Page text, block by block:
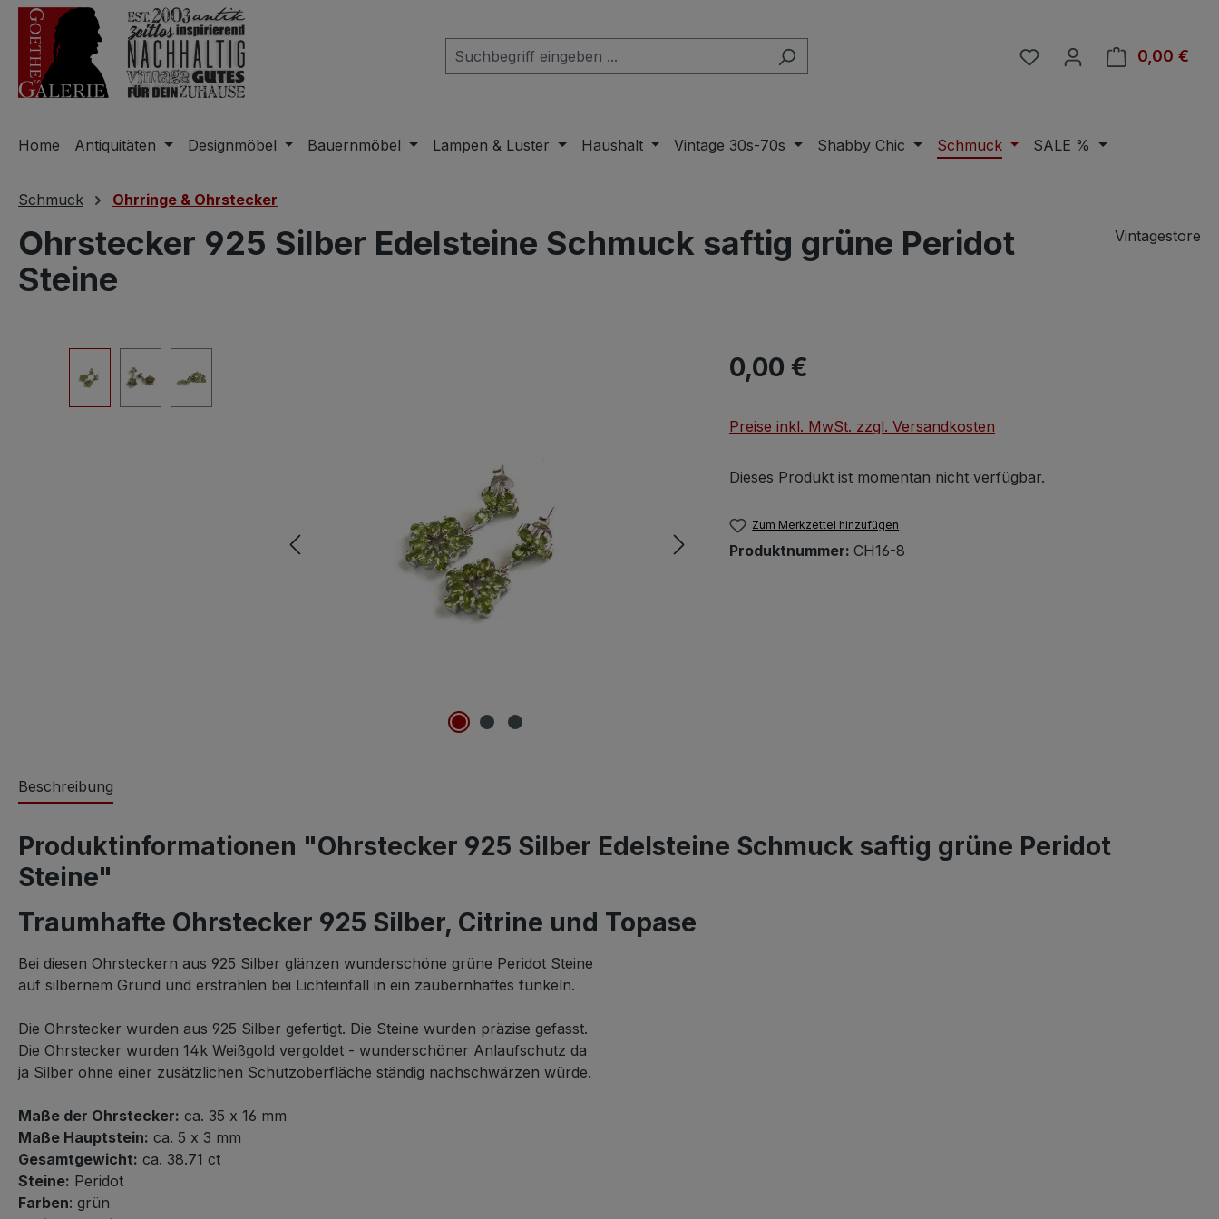
Hauptinhalt springen
Zur Suche springen
Zur Hauptnavigation springen
Du hast 0 Produkte auf
0,00 €
Home Antiquitäten Designmöbel Bauernmöbel Lampen & Luster Haushalt Vintage 30s-70s Shabby Chic Schmuck SALE %
Schmuck Ohrringe & Ohrstecker
Ohrstecker 925 Silber Edelsteine Schmuck saftig grüne Peridot
Steine
Vintagestore
Regulärer Preis:
0,00 €
Preise inkl. MwSt. zzgl. Versandkosten
Dieses Produkt ist momentan nicht verfügbar.
Zum Merkzettel hinzufügen
Produktnummer: CH16-8
Beschreibung
Produktinformationen "Ohrstecker 925 Silber Edelsteine Schmuck saftig grüne Peridot
Steine"
Traumhafte Ohrstecker 925 Silber, Citrine und Topase
Bei diesen Ohrsteckern aus 925 Silber glänzen wunderschöne grüne Peridot Steine
auf silbernem Grund und erstrahlen bei Lichteinfall in ein zaubernhaftes funkeln.
Die Ohrstecker wurden aus 925 Silber gefertigt. Die Steine wurden präzise gefasst.
Die Ohrstecker wurden 14k Weißgold vergoldet - wunderschöner Anlaufschutz da
ja Silber ohne einer zusätzlichen Schutzoberfläche ständig nachschwärzen würde.
Maße der Ohrstecker: ca. 35 x 16 mm
Maße Hauptstein: ca. 5 x 3 mm
Gesamtgewicht: ca. 38.71 ct
Steine: Peridot
Farben: grün